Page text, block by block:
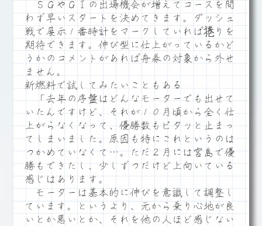
ＳＧやＧⅠの出場機会が増えてコースを問
わず早いスタートを決めてきます。ダッシュ
戦で展示１番時計をマークしていれば捲りを
期待できます。伸び型に仕上がっているかど
うかのコメントがあれば舟券の対象から外せ
ません。
新燃料で試してみたいこともある
「去年の序盤はどんなモーターでも出せて
いたんですけど、それが１０月頃から全く仕
上がらなくなって、優勝数もピタッと止まっ
てしまいました。原因も特にこれというのは
つかめていなくて…。ただ２月には宮島で優
勝もできたし、少しずつだけど上向いている
感じはあります。
モーターは基本的に伸びを意識して調整し
ています。というより、元から乗り心地が良
いとか悪いとか、それを他の人ほど感じない